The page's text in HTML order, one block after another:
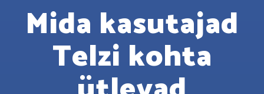
Mida kasutajad
Telzi kohta